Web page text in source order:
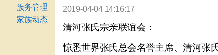
族务管理
家族动态
2019-04-04 14:16:17
清河张氏宗亲联谊会：
惊悉世界张氏总会名誉主席、清河张